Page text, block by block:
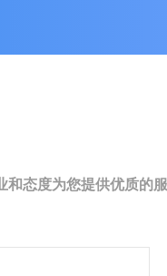
态度为您提供优质的服